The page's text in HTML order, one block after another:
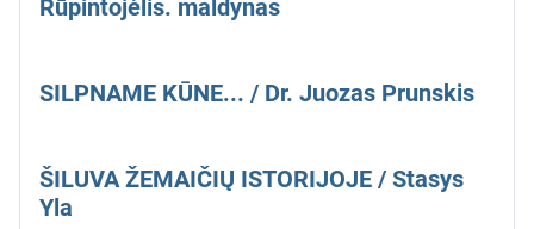
Rūpintojėlis. maldynas
SILPNAME KŪNE... / Dr. Juozas Prunskis
ŠILUVA ŽEMAIČIŲ ISTORIJOJE / Stasys
Yla